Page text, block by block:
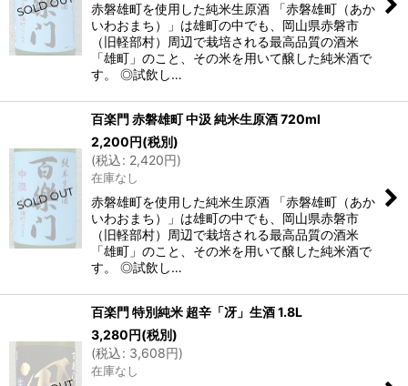
赤磐雄町を使用した純米生原酒 「赤磐雄町（あか
いわおまち）」は雄町の中でも、岡山県赤磐市
（旧軽部村）周辺で栽培される最高品質の酒米
「雄町」のこと、その米を用いて醸した純米酒で
す。 ◎試飲し…
百楽門 赤磐雄町 中汲 純米生原酒 720ml
2,200円(税別)
(税込: 2,420円)
在庫なし
赤磐雄町を使用した純米生原酒 「赤磐雄町（あか
いわおまち）」は雄町の中でも、岡山県赤磐市
（旧軽部村）周辺で栽培される最高品質の酒米
「雄町」のこと、その米を用いて醸した純米酒で
す。 ◎試飲し…
百楽門 特別純米 超辛「冴」生酒 1.8L
3,280円(税別)
(税込: 3,608円)
在庫なし